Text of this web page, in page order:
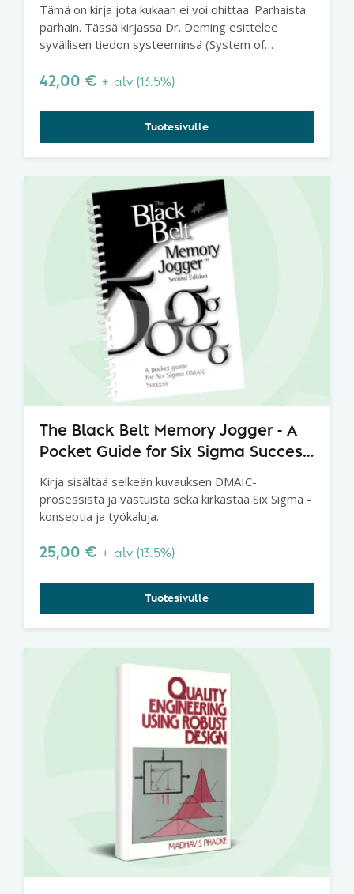
Tämä on kirja jota kukaan ei voi ohittaa. Parhaista
parhain. Tässä kirjassa Dr. Deming esittelee
syvällisen tiedon systeeminsä (System of
parantamisen onnistumiselle.
42,00 € + alv (13.5%)
Tuotesivulle
The Black Belt Memory Jogger - A
Pocket Guide for Six Sigma Success,
Kirja sisältää selkeän kuvauksen DMAIC-
prosessista ja vastuista sekä kirkastaa Six Sigma -
konseptia ja työkaluja.
25,00 € + alv (13.5%)
Tuotesivulle